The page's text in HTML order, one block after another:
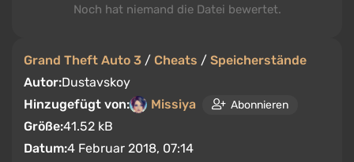
Grand Theft Auto 3 / Cheats / Speicherstände
Autor:Dustavskoy
Hinzugefügt von:
Missiya Abonnieren
Größe:41.52 kB
Datum:4 Februar 2018, 07:14
Noch hat niemand die Datei bewertet.